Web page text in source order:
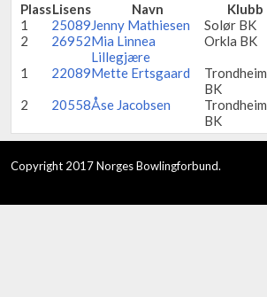
PlassLisens Navn Klubb
1
25089Jenny Mathiesen Solør BK
2
26952Mia Linnea
Lillegjære
Orkla BK
1
22089Mette Ertsgaard
Trondheim
BK
2
20558Åse Jacobsen
Trondheim
BK
Copyright 2017 Norges Bowlingforbund.